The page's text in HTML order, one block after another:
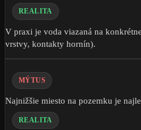
REALITA
V praxi je voda viazaná na
vrstvy, kontakty hornín).
MÝTUS
Najnižšie miesto na pozemku je
REALITA